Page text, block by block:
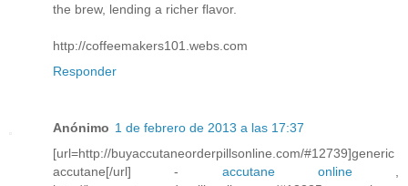
the brew, lending a richer flavor.
http://coffeemakers101.webs.com
Responder
Anónimo 1 de febrero de 2013 a las 17:37
[url=http://buyaccutaneorderpillsonline.com/#12739]generic
accutane[/url] - accutane online,